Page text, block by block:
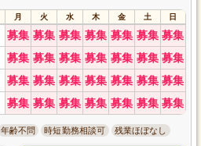
月 火 水 木 金 土 日
募集 募集 募集 募集 募集 募集 募集
募集 募集 募集 募集 募集 募集 募集
募集 募集 募集 募集 募集 募集 募集
募集 募集 募集 募集 募集 募集 募集
年齢不問 時短勤務相談可 残業ほぼなし